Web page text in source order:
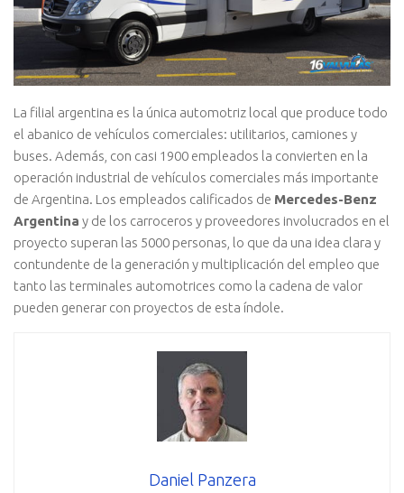
La filial argentina es la única automotriz local que produce todo
el abanico de vehículos comerciales: utilitarios, camiones y
buses. Además, con casi 1900 empleados la convierten en la
operación industrial de vehículos comerciales más importante
de Argentina. Los empleados calificados de Mercedes-Benz
Argentina y de los carroceros y proveedores involucrados en el
proyecto superan las 5000 personas, lo que da una idea clara y
contundente de la generación y multiplicación del empleo que
tanto las terminales automotrices como la cadena de valor
pueden generar con proyectos de esta índole.
Daniel Panzera